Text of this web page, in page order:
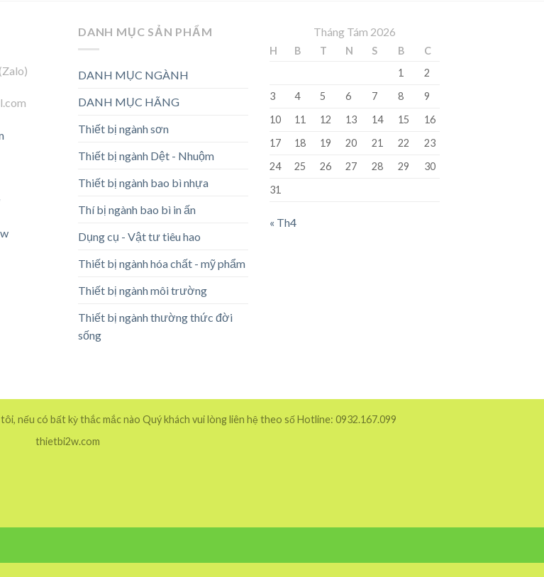
DANH MỤC SẢN PHẨM
DANH MỤC NGÀNH
DANH MỤC HÃNG
Thiết bị ngành sơn
Thiết bị ngành Dệt - Nhuộm
Thiết bị ngành bao bì nhựa
Thí bị ngành bao bì in ấn
Dụng cụ - Vật tư tiêu hao
Thiết bị ngành hóa chất - mỹ phẩm
Thiết bị ngành môi trường
Thiết bị ngành thường thức đời
sống
Tháng Tám 2026
H B T N S B
C
1
2
3
4 5 6 7 8
9
10
11 12 13 14 15
16
17
18 19 20 21 22
23
24
25 26 27 28 29
30
31
« Th4
nếu có bất kỳ thắc mắc nào Quý khách vui lòng liên hệ theo số Hotline: 0932.167.099
thietbi2w.com